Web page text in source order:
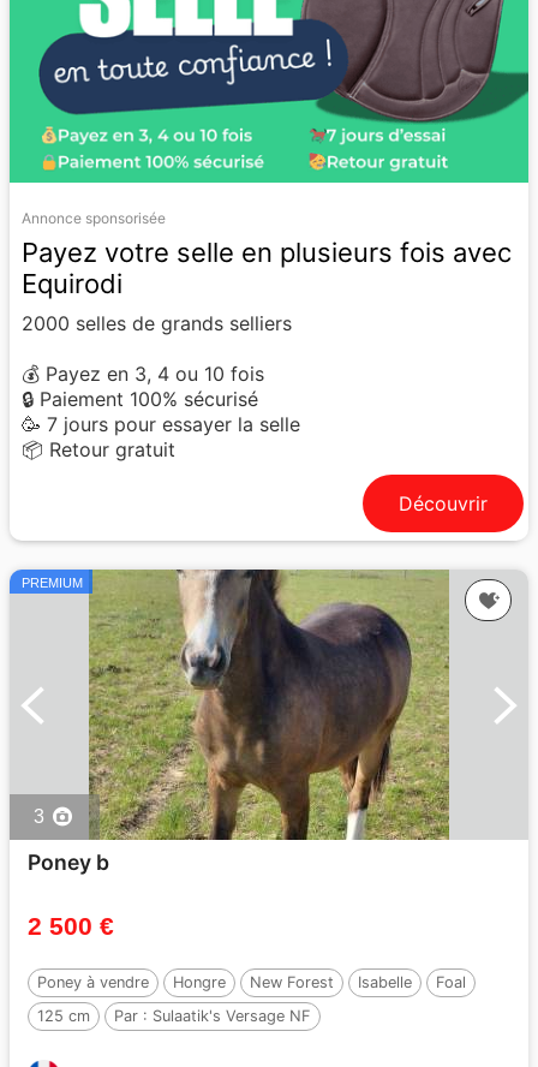
Annonce sponsorisée
Payez votre selle en plusieurs fois avec
Equirodi
2000 selles de grands selliers
💰 Payez en 3, 4 ou 10 fois
🔒 Paiement 100% sécurisé
🥳 7 jours pour essayer la selle
📦 Retour gratuit
Découvrir
PREMIUM
3
Poney b
2 500 €
Poney à vendre Hongre New Forest Isabelle
Foal
125 cm
Par : Sulaatik's Versage NF